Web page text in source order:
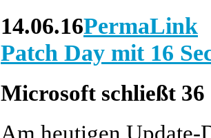
14.06.16PermaLink
Patch Day mit 16
Microsoft schließt